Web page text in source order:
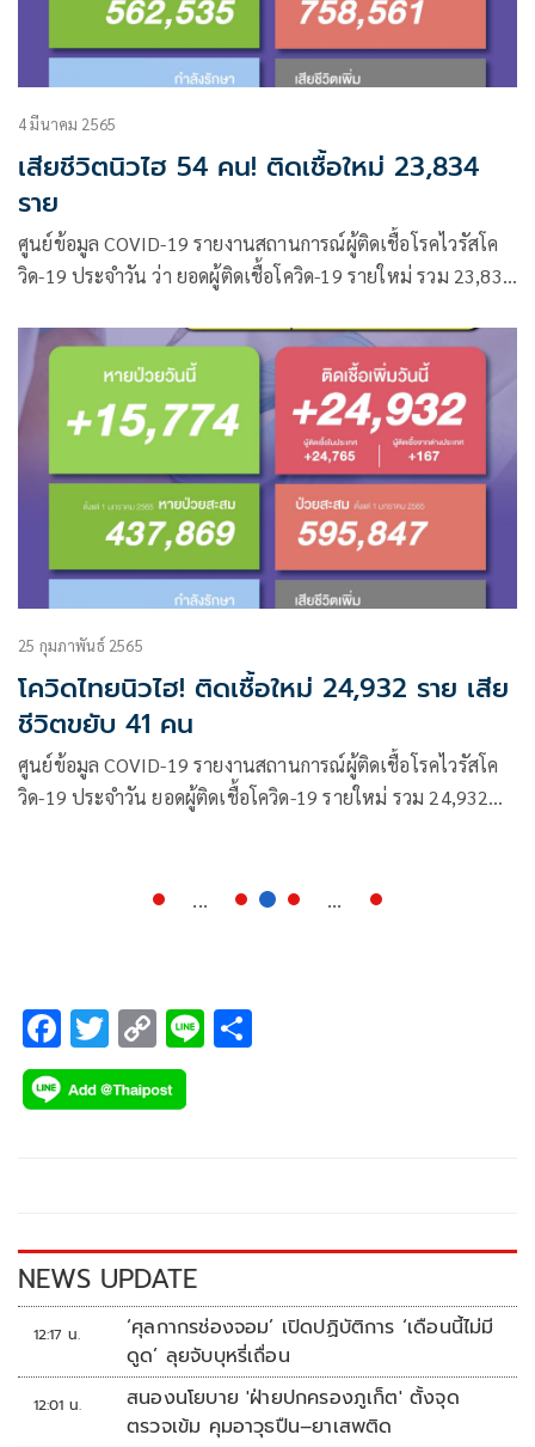
4 มีนาคม 2565
เสียชีวิตนิวไฮ 54 คน! ติดเชื้อใหม่ 23,834
ราย
ศูนย์ข้อมูล COVID-19 รายงานสถานการณ์ผู้ติดเชื้อโรคไวรัสโค
วิด-19 ประจำวัน ว่า ยอดผู้ติดเชื้อโควิด-19 รายใหม่ รวม 23,834
ต่างประเทศ 146 ราย
25 กุมภาพันธ์ 2565
โควิดไทยนิวไฮ! ติดเชื้อใหม่ 24,932 ราย เสีย
ชีวิตขยับ 41 คน
ศูนย์ข้อมูล COVID-19 รายงานสถานการณ์ผู้ติดเชื้อโรคไวรัสโค
วิด-19 ประจำวัน ยอดผู้ติดเชื้อโควิด-19 รายใหม่ รวม 24,932
... ...
F
ac
e
k
T
wi
tt
C
o
p
k
Li
NEWS UPDATE
12:17 น.
‘ศุลกากรช่องจอม’ เปิดปฏิบัติการ ‘เดือนนี้ไม่มี
ดูด’ ลุยจับบุหรี่เถื่อน
12:01 น.
สนองนโยบาย 'ฝ่ายปกครองภูเก็ต' ตั้งจุด
ตรวจเข้ม คุมอาวุธปืน–ยาเสพติด